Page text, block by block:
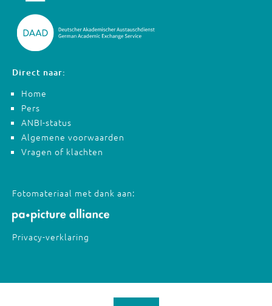
Direct naar:
Home
Pers
ANBI-status
Algemene voorwaarden
Vragen of klachten
Fotomateriaal met dank aan:
Privacy-verklaring